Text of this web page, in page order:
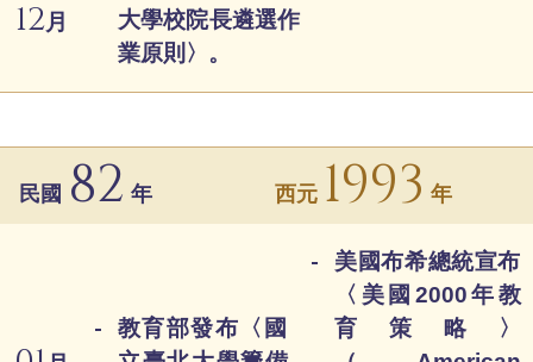
12月
大學校院長遴選作
業原則〉。
民國 82 年 西元 1993 年
教育部發布〈國
美國布希總統宣布
〈美國2000年教
育策略〉